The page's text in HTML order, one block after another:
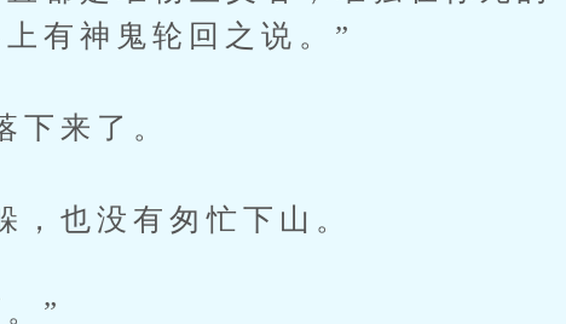
有神鬼轮回之说。”
来了。
也没有匆忙下山。
”